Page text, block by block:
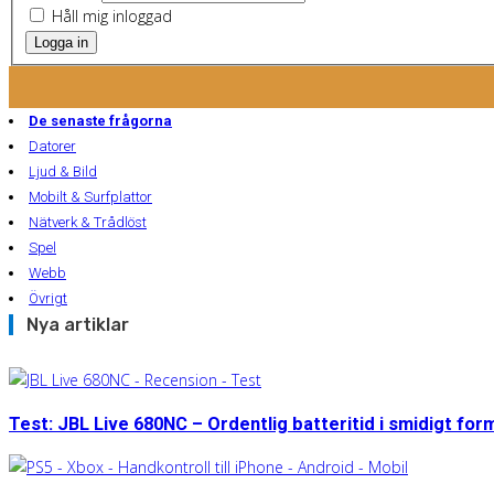
Håll mig inloggad
Logga in
De senaste frågorna
Datorer
Ljud & Bild
Mobilt & Surfplattor
Nätverk & Trådlöst
Spel
Webb
Övrigt
Nya artiklar
Test: JBL Live 680NC – Ordentlig batteritid i smidigt